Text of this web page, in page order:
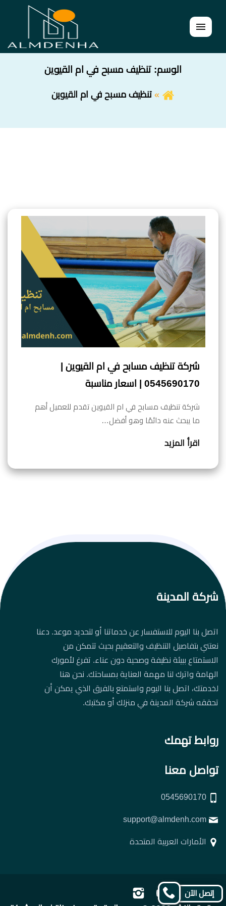
القائمة
الوسم: تنظيف مسبح في ام القيوين
تنظيف مسبح في ام القيوين
شركة تنظيف مسابح في ام القيوين |
0545690170 | اسعار مناسبة
شركة تنظيف مسابح في ام القيوين تقدم للعميل أهم
ما يبحث عنه دائمًا وهو أفضل…
اقرأ المزيد
شركة المدينة
اتصل بنا اليوم للاستفسار عن خدماتنا أو لتحديد موعد. دعنا
نعتني بتفاصيل التنظيف والتعقيم بحيث تتمكن من
الاستمتاع ببيئة نظيفة وصحية دون عناء. تفرغ لأمورك
الهامة واترك لنا مهمة العناية بمساحتك. نحن هنا
لخدمتك، اتصل بنا اليوم واستمتع بالفرق الذي يمكن أن
تحققه شركة المدينة في منزلك أو مكتبك.
روابط تهمك
تواصل معنا
الأمارات العربية المتحدة
تابعنا
تابعنا
تابعنا
إتصل الآن